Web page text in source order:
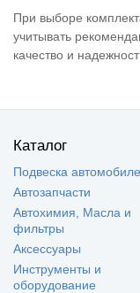
При выборе
учитывать
качество и
Каталог
Подвеска
Автозапчасти
Автохимия, Масла и
фильтры
Аксессуары
Инструменты и
оборудование